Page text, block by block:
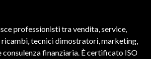
professionisti tra vendita, service,
tecnici dimostratori, marketing,
consulenza finanziaria. È certificato ISO